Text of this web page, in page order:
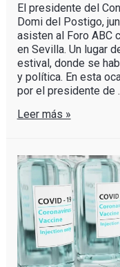
El presidente del
Domi del Postigo,
asisten al Foro ABC
en Sevilla. Un lugar
estival, donde se
y política. En esta
por el presidente de
Leer más »